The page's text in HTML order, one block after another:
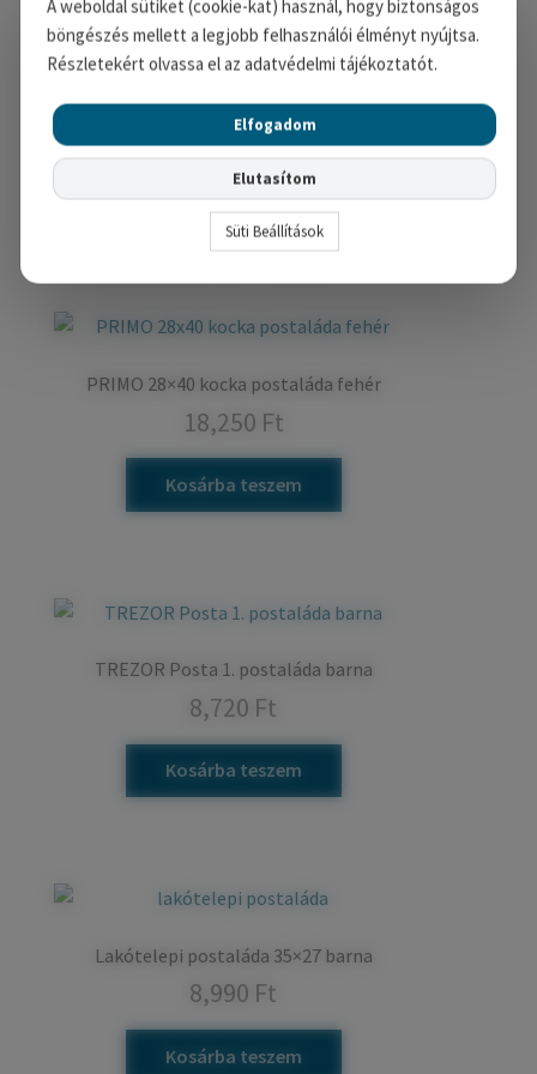
További információk
Szín Barna,Fehér,Szürke
Kapcsolódó termékek
PRIMO 28×40 kocka postaláda fehér
18,250 Ft
Kosárba teszem
TREZOR Posta 1. postaláda barna
8,720 Ft
Kosárba teszem
Lakótelepi postaláda 35×27 barna
8,990 Ft
Kosárba teszem
A weboldal sütiket (cookie-kat) használ, hogy biztonságos
böngészés mellett a legjobb felhasználói élményt nyújtsa.
Részletekért olvassa el az adatvédelmi tájékoztatót.
Elfogadom
Elutasítom
Süti Beállítások